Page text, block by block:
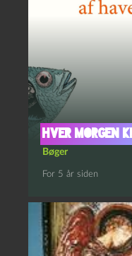
Hver morgen
Bøger
For 5 år siden